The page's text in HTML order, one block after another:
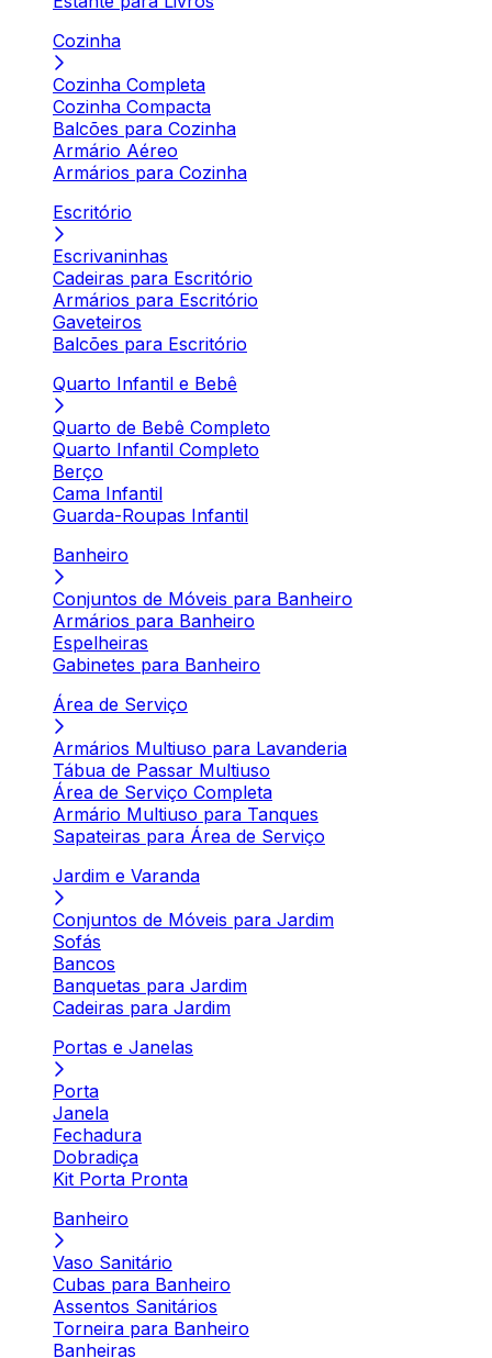
Cozinha
Cozinha Completa
Cozinha Compacta
Balcões para Cozinha
Armário Aéreo
Armários para Cozinha
Escritório
Escrivaninhas
Cadeiras para Escritório
Armários para Escritório
Gaveteiros
Balcões para Escritório
Quarto Infantil e Bebê
Quarto de Bebê Completo
Quarto Infantil Completo
Berço
Cama Infantil
Guarda-Roupas Infantil
Banheiro
Conjuntos de Móveis para Banheiro
Armários para Banheiro
Espelheiras
Gabinetes para Banheiro
Área de Serviço
Armários Multiuso para Lavanderia
Tábua de Passar Multiuso
Área de Serviço Completa
Armário Multiuso para Tanques
Sapateiras para Área de Serviço
Jardim e Varanda
Conjuntos de Móveis para Jardim
Sofás
Bancos
Banquetas para Jardim
Cadeiras para Jardim
Portas e Janelas
Porta
Janela
Fechadura
Dobradiça
Kit Porta Pronta
Banheiro
Vaso Sanitário
Cubas para Banheiro
Assentos Sanitários
Torneira para Banheiro
Banheiras